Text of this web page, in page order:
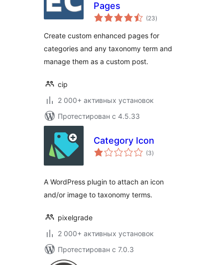
Pages
(23общий
рейтинг
)
Create custom enhanced pages for
categories and any taxonomy term and
manage them as a custom post.
cip
2 000+ активных установок
Протестирован с 4.5.33
Category Icon
(3общий
рейтинг
)
A WordPress plugin to attach an icon
and/or image to taxonomy terms.
pixelgrade
2 000+ активных установок
Протестирован с 7.0.3